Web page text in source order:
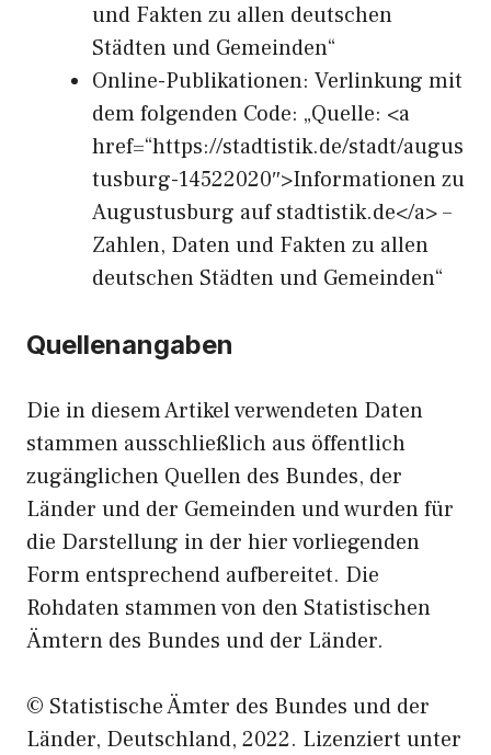
und Fakten zu allen deutschen
Städten und Gemeinden“
Online-Publikationen: Verlinkung mit
dem folgenden Code: „Quelle: <a
href=“https://stadtistik.de/stadt/augus
tusburg-14522020″>Informationen zu
Augustusburg auf stadtistik.de</a> –
Zahlen, Daten und Fakten zu allen
deutschen Städten und Gemeinden“
Quellenangaben
Die in diesem Artikel verwendeten Daten
stammen ausschließlich aus öffentlich
zugänglichen Quellen des Bundes, der
Länder und der Gemeinden und wurden für
die Darstellung in der hier vorliegenden
Form entsprechend aufbereitet. Die
Rohdaten stammen von den Statistischen
Ämtern des Bundes und der Länder.
© Statistische Ämter des Bundes und der
Länder, Deutschland, 2022. Lizenziert unter